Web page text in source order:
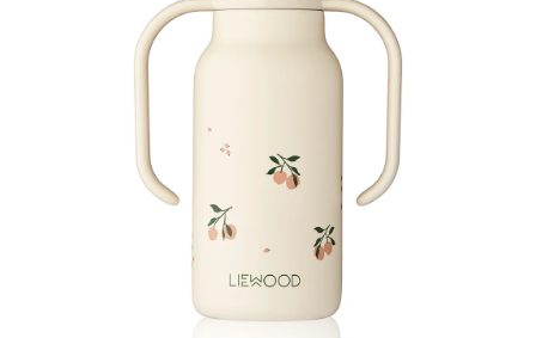
Huonekalut & vuodevaatteet
Tarvikkeet
Kampanjat
Lahjavinkkejä
Suosikit
Tavaramerkit